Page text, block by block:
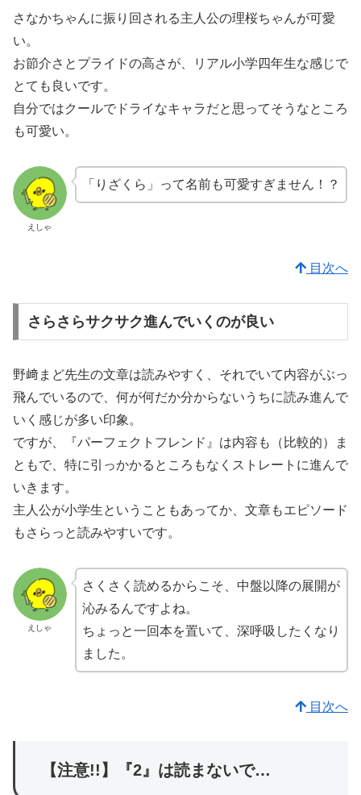
さなかちゃんに振り回される主人公の理桜ちゃんが可愛
い。
お節介さとプライドの高さが、リアル小学四年生な感じで
とても良いです。
自分ではクールでドライなキャラだと思ってそうなところ
も可愛い。
えしゃ
「りざくら」って名前も可愛すぎません！？
目次へ
さらさらサクサク進んでいくのが良い
野﨑まど先生の文章は読みやすく、それでいて内容がぶっ
飛んでいるので、何が何だか分からないうちに読み進んで
いく感じが多い印象。
ですが、『パーフェクトフレンド』は内容も（比較的）ま
ともで、特に引っかかるところもなくストレートに進んで
いきます。
主人公が小学生ということもあってか、文章もエピソード
もさらっと読みやすいです。
えしゃ
さくさく読めるからこそ、中盤以降の展開が
沁みるんですよね。
ちょっと一回本を置いて、深呼吸したくなり
ました。
目次へ
【注意!!】『2』は読まないで…